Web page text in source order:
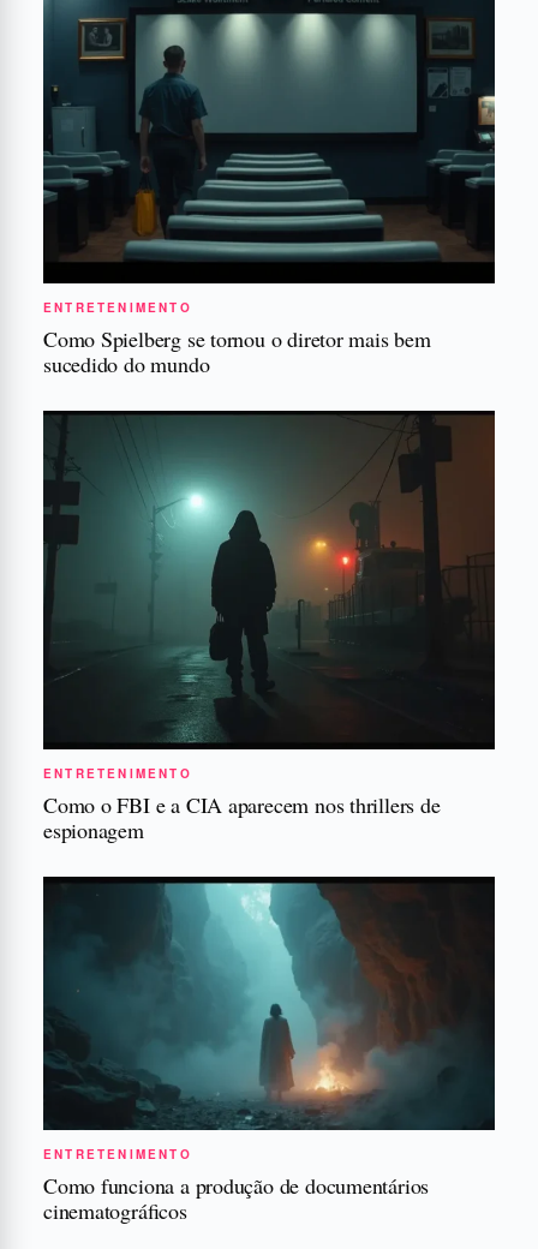
ENTRETENIMENTO
Como Spielberg se tornou o diretor mais bem
sucedido do mundo
ENTRETENIMENTO
Como o FBI e a CIA aparecem nos thrillers de
espionagem
ENTRETENIMENTO
Como funciona a produção de documentários
cinematográficos